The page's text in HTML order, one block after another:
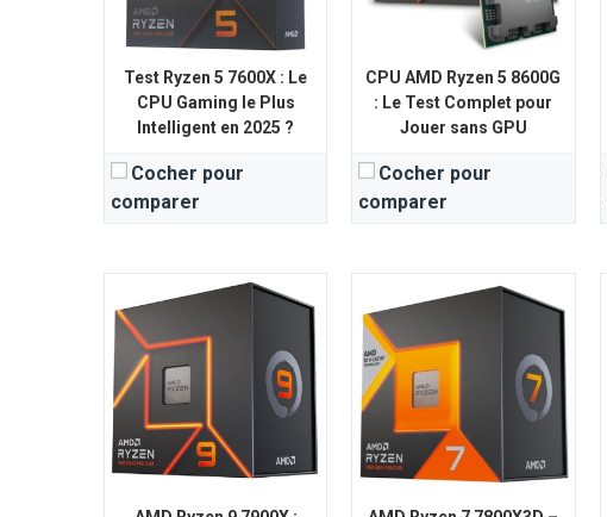
Test Ryzen 5 7600X : Le
CPU Gaming le Plus
Intelligent en 2025 ?
Cocher pour
comparer
CPU AMD Ryzen 5 8600G
: Le Test Complet pour
Jouer sans GPU
Cocher pour
comparer
Compatibilité PCIe:
View Details →
Compatibilité PCIe:
PCIe® 5.0
View Details →